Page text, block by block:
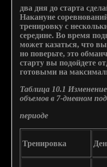
два дня до старта
Накануне
тренировку с
середине. Во время
может казаться, что
но поверьте, это
старту вы подойдете
готовыми на
Таблица 10.1
объемов в 7-дневном
периоде
Тренировка